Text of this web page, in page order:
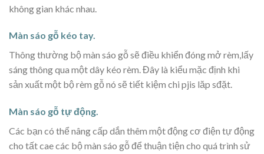
không gian khác nhau.
Màn sáo gỗ kéo tay.
Thông thường bộ màn sáo gỗ sẽ điều khiển đóng mở rèm,lấy
sáng thông qua một dây kéo rèm. Đây là kiểu mặc định khi
sản xuất một bộ rèm gỗ nó sẽ tiết kiệm chi pjis lăp sđặt.
Màn sáo gỗ tự động.
Các bạn có thể nâng cấp dắn thêm một động cơ điện tự động
cho tất cae các bộ màn sáo gỗ để thuận tiện cho quá trình sử